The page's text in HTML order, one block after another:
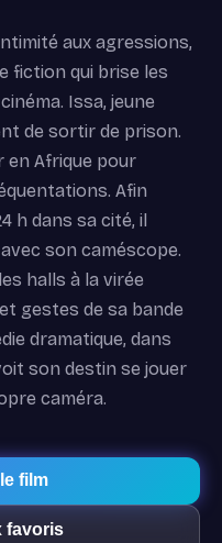
aux agressions,
fiction qui brise les
Issa, jeune
de sortir de prison.
en Afrique pour
Afin
h dans sa cité, il
son caméscope.
halls à la virée
gestes de sa bande
dramatique, dans
son destin se jouer
caméra.
film
favoris